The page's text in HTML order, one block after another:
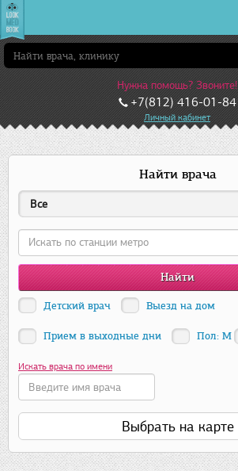
Врачи
Клиники
Заболевания
Акции
Услуги
Санкт-Петербург
Нужна помощь? Звоните!
+7(812) 416-01-84
Личный кабинет
Найти врача
Все
Детский врач Выезд на дом
Прием в выходные дни Пол: М
Искать врача по имени
Выбрать на карте